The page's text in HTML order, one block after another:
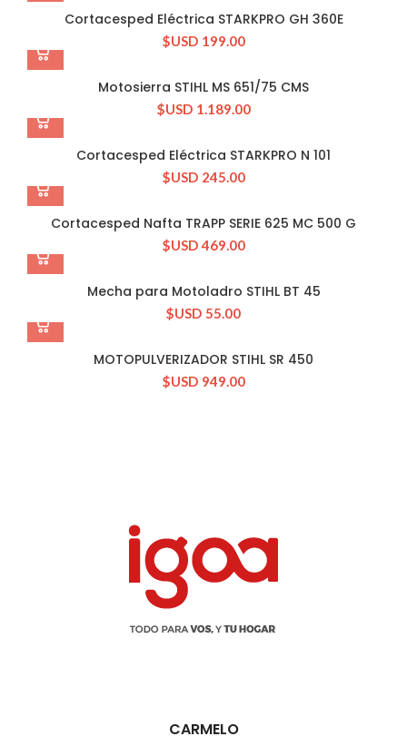
Cortacesped Eléctrica STARKPRO GH 360E
$USD 199.00
Motosierra STIHL MS 651/75 CMS
$USD 1.189.00
Cortacesped Eléctrica STARKPRO N 101
$USD 245.00
Cortacesped Nafta TRAPP SERIE 625 MC 500 G
$USD 469.00
Mecha para Motoladro STIHL BT 45
$USD 55.00
MOTOPULVERIZADOR STIHL SR 450
$USD 949.00
CARMELO